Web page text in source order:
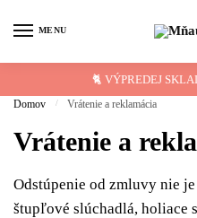
MENU
🐈 VÝPREDEJ
Domov / Vrátenie a reklamácia
Vrátenie a
Odstúpenie od zmluvy nie
štupľové slúchadlá, holiace